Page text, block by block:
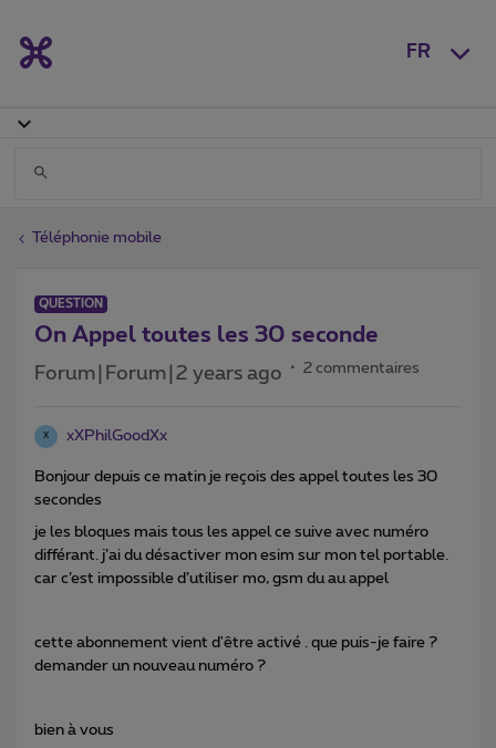
FR
Téléphonie mobile
QUESTION
On Appel toutes les 30 seconde
Forum|Forum|2 years ago 2 commentaires
X xXPhilGoodXx
Bonjour depuis ce matin je reçois des appel toutes les 30
secondes
je les bloques mais tous les appel ce suive avec numéro
différant. j’ai du désactiver mon esim sur mon tel portable.
car c’est impossible d’utiliser mo, gsm du au appel
cette abonnement vient d'être activé . que puis-je faire ?
demander un nouveau numéro ?
bien à vous